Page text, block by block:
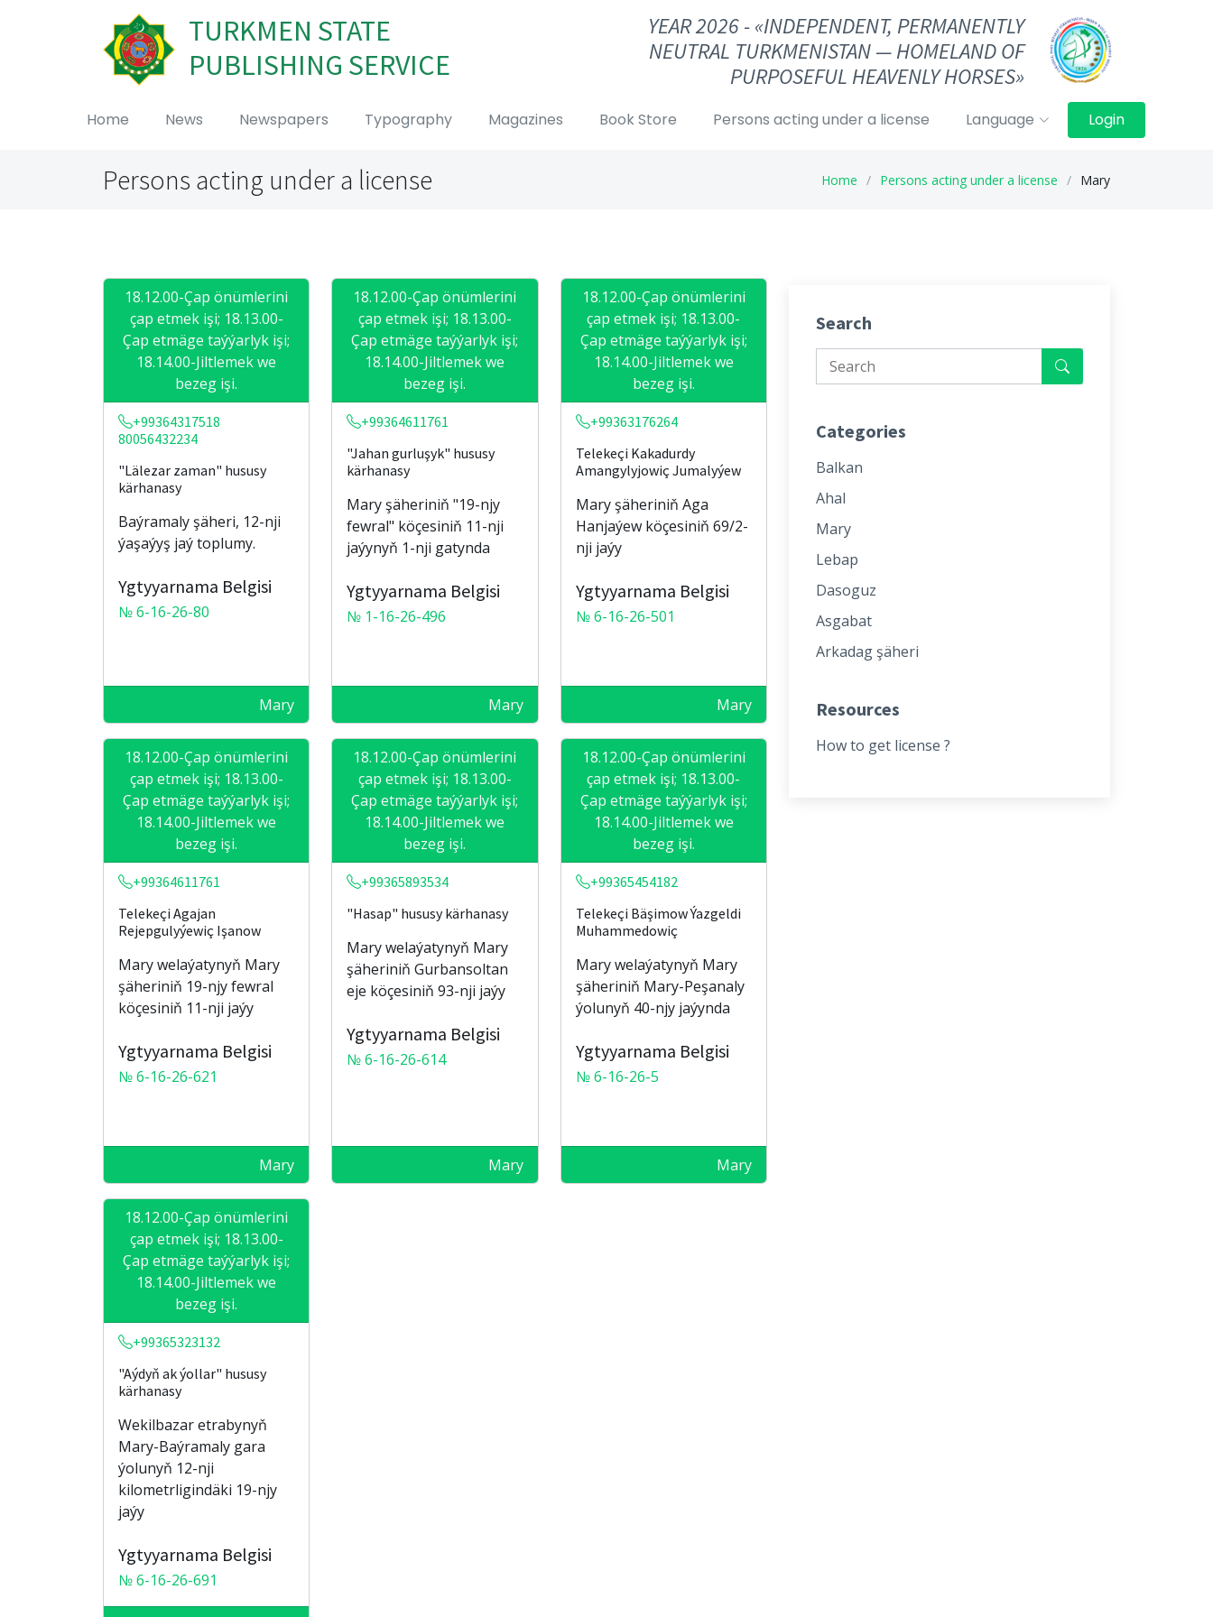
TURKMEN STATE
PUBLISHING SERVICE
YEAR 2026 - «INDEPENDENT, PERMANENTLY
NEUTRAL TURKMENISTAN — HOMELAND OF
PURPOSEFUL HEAVENLY HORSES»
Home News Newspapers Typography Magazines Book Store Persons acting under a license Language Login
Persons acting under a license Home Persons acting under a license Mary
18.12.00-Çap önümlerini
çap etmek işi; 18.13.00-
Çap etmäge taýýarlyk işi;
18.14.00-Jiltlemek we
bezeg işi.
+99364317518
80056432234
"Lälezar zaman" hususy
kärhanasy
Baýramaly şäheri, 12-nji
ýaşaýyş jaý toplumy.
Ygtyyarnama Belgisi
№ 6-16-26-80
Mary
18.12.00-Çap önümlerini
çap etmek işi; 18.13.00-
Çap etmäge taýýarlyk işi;
18.14.00-Jiltlemek we
bezeg işi.
+99364611761
"Jahan gurluşyk" hususy
kärhanasy
Mary şäheriniň "19-njy
fewral" köçesiniň 11-nji
jaýynyň 1-nji gatynda
Ygtyyarnama Belgisi
№ 1-16-26-496
Mary
18.12.00-Çap önümlerini
çap etmek işi; 18.13.00-
Çap etmäge taýýarlyk işi;
18.14.00-Jiltlemek we
bezeg işi.
+99363176264
Telekeçi Kakadurdy
Amangylyjowiç Jumalyýew
Mary şäheriniň Aga
Hanjaýew köçesiniň 69/2-
nji jaýy
Ygtyyarnama Belgisi
№ 6-16-26-501
Mary
18.12.00-Çap önümlerini
çap etmek işi; 18.13.00-
Çap etmäge taýýarlyk işi;
18.14.00-Jiltlemek we
bezeg işi.
+99364611761
Telekeçi Agajan
Rejepgulyýewiç Işanow
Mary welaýatynyň Mary
şäheriniň 19-njy fewral
köçesiniň 11-nji jaýy
Ygtyyarnama Belgisi
№ 6-16-26-621
Mary
18.12.00-Çap önümlerini
çap etmek işi; 18.13.00-
Çap etmäge taýýarlyk işi;
18.14.00-Jiltlemek we
bezeg işi.
+99365893534
"Hasap" hususy kärhanasy
Mary welaýatynyň Mary
şäheriniň Gurbansoltan
eje köçesiniň 93-nji jaýy
Ygtyyarnama Belgisi
№ 6-16-26-614
Mary
18.12.00-Çap önümlerini
çap etmek işi; 18.13.00-
Çap etmäge taýýarlyk işi;
18.14.00-Jiltlemek we
bezeg işi.
+99365454182
Telekeçi Bäşimow Ýazgeldi
Muhammedowiç
Mary welaýatynyň Mary
şäheriniň Mary-Peşanaly
ýolunyň 40-njy jaýynda
Ygtyyarnama Belgisi
№ 6-16-26-5
Mary
18.12.00-Çap önümlerini
çap etmek işi; 18.13.00-
Çap etmäge taýýarlyk işi;
18.14.00-Jiltlemek we
bezeg işi.
+99365323132
"Aýdyň ak ýollar" hususy
kärhanasy
Wekilbazar etrabynyň
Mary-Baýramaly gara
ýolunyň 12-nji
kilometrligindäki 19-njy
jaýy
Ygtyyarnama Belgisi
№ 6-16-26-691
Search
Categories
Balkan
Ahal
Mary
Lebap
Dasoguz
Asgabat
Arkadag şäheri
Resources
How to get license ?